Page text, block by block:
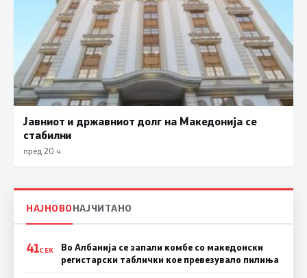
Јавниот и државниот долг на Македонија се
стабилни
пред 20 ч.
НАЈНОВОНАЈЧИТАНО
41СЕК
Во Албанија се запали комбе со македонски
регистарски таблички кое превезувало пилиња